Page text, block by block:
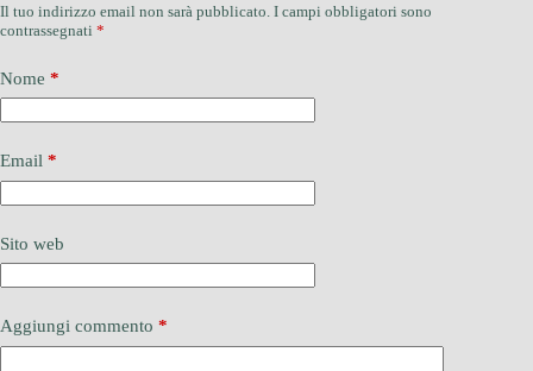
Il tuo indirizzo email non sarà pubblicato. I campi obbligatori sono
contrassegnati *
Nome *
Email *
Sito web
Aggiungi commento *